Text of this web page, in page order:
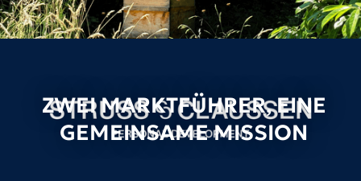
ZWEI MARKTFÜHRER, EINE
GEMEINSAME MISSION